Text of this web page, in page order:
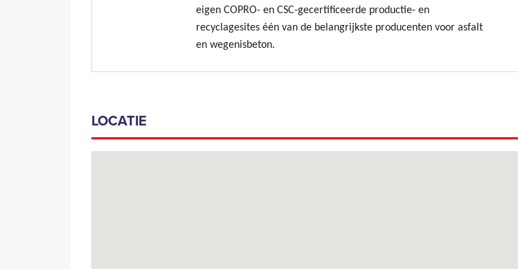
eigen COPRO- en CSC-gecertificeerde productie- en
recyclagesites één van de belangrijkste producenten voor asfalt
en wegenisbeton.
LOCATIE